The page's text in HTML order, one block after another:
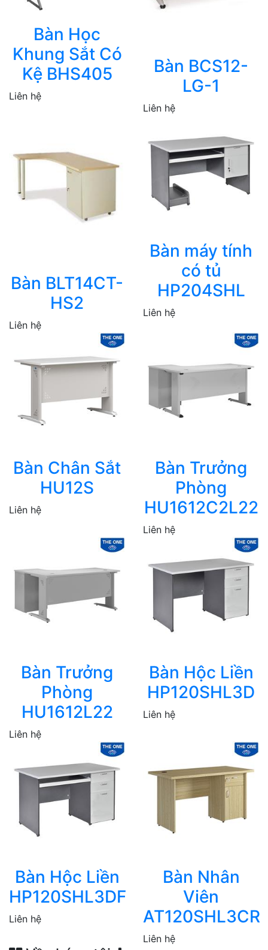
Bàn Học
Khung Sắt Có
Kệ BHS405
Liên hệ
Bàn BCS12-
LG-1
Liên hệ
Bàn BLT14CT-
HS2
Liên hệ
Bàn máy tính
có tủ
HP204SHL
Liên hệ
Bàn Chân Sắt
HU12S
Liên hệ
Bàn Trưởng
Phòng
HU1612C2L22
Liên hệ
Bàn Trưởng
Phòng
HU1612L22
Liên hệ
Bàn Hộc Liền
HP120SHL3D
Liên hệ
Bàn Hộc Liền
HP120SHL3DF
Liên hệ
Bàn Nhân
Viên
AT120SHL3CR
Liên hệ